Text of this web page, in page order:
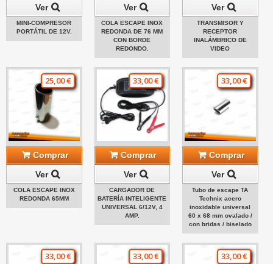
Ver
MINI-COMPRESOR
PORTÁTIL DE 12V.
Ver
COLA ESCAPE INOX
REDONDA DE 76 MM
CON BORDE
REDONDO.
Ver
TRANSMISOR Y
RECEPTOR
INALÁMBRICO DE
VIDEO
25,00 €
Comprar
Ver
COLA ESCAPE INOX
REDONDA 65MM
33,00 €
Comprar
Ver
CARGADOR DE
BATERÍA INTELIGENTE
UNIVERSAL 6/12V, 4
AMP.
33,00 €
Comprar
Ver
Tubo de escape TA
Technix acero
inoxidable universal
60 x 68 mm ovalado /
con bridas / biselado
33,00 € 33,00 € 33,00 €